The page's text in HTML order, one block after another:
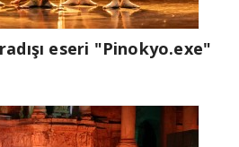
eseri "Pinokyo.exe"